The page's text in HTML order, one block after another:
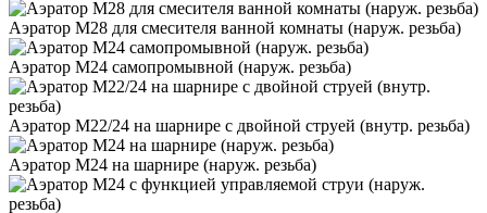
Аэратор М28 для смесителя ванной комнаты (наруж. резьба)
Аэратор М24 самопромывной (наруж. резьба)
Аэратор М22/24 на шарнире с двойной струей (внутр. резьба)
Аэратор М24 на шарнире (наруж. резьба)